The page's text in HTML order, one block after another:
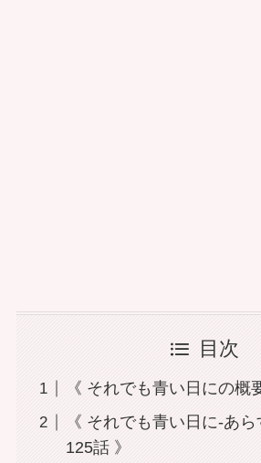
目次
《 それでも青い日にの概
《 それでも青い日に-あ
125話 》